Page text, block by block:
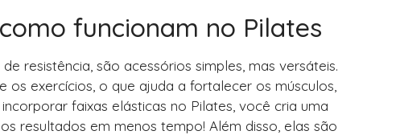
funcionam no Pilates
resistência, são acessórios simples, mas versáteis.
exercícios, o que ajuda a fortalecer os músculos,
faixas elásticas no Pilates, você cria uma
resultados em menos tempo! Além disso, elas são